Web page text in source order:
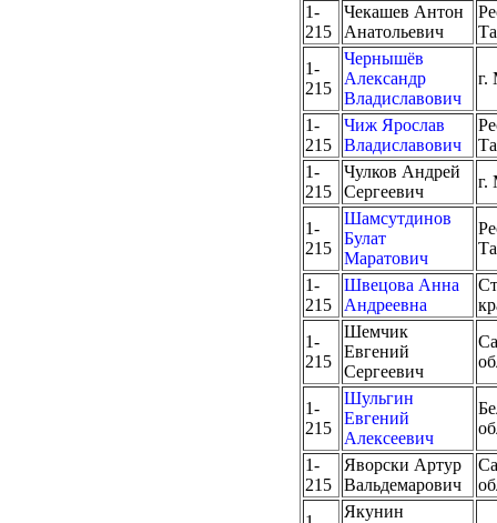
1-
215
Чекашев Антон
Анатольевич
1-
215
Чернышёв
Александр
Владиславович
г.
1-
215
Чиж Ярослав
Владиславович
1-
215
Чулков Андрей
Сергеевич
г.
1-
215
Шамсутдинов
Булат
Маратович
1-
215
Швецова Анна
Андреевна
1-
215
Шемчик
Евгений
Сергеевич
1-
215
Шульгин
Евгений
Алексеевич
1-
215
Яворски Артур
Вальдемарович
Якунин